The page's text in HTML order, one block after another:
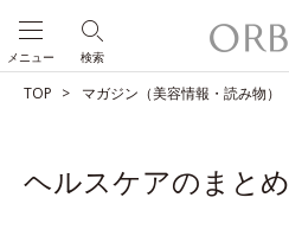
検索
メニュー
TOP マガジン（美容情報・読み物）
ヘルスケアのまとめ